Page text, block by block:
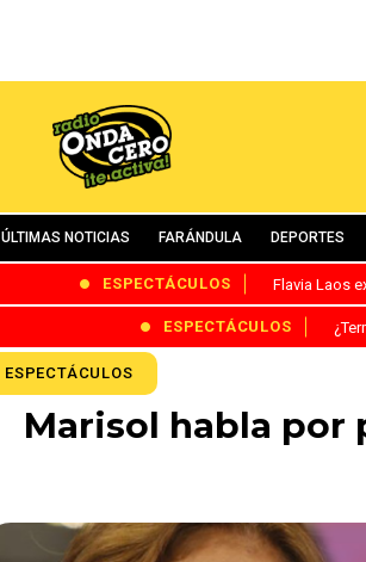
ÚLTIMAS NOTICIAS FARÁNDULA DEPORTES
ESPECTÁCULOS Flavia Laos
ESPECTÁCULOS
ESPECTÁCULOS
Marisol habla por